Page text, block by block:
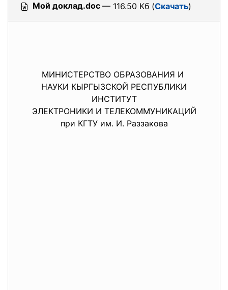
Мой доклад.doc — 116.50 Кб (Скачать)
МИНИСТЕРСТВО ОБРАЗОВАНИЯ И
НАУКИ КЫРГЫЗСКОЙ РЕСПУБЛИКИ
ИНСТИТУТ
ЭЛЕКТРОНИКИ И ТЕЛЕКОММУНИКАЦИЙ
при КГТУ им. И. Раззакова